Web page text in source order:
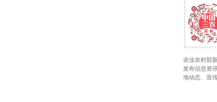
农业农村部
发布信息资
地动态、宣